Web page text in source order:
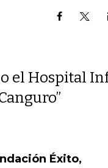
el Hospital
Éxito,